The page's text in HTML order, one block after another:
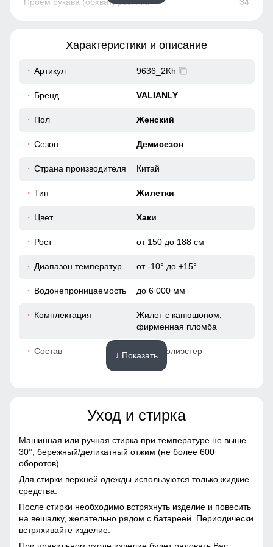
44
Характеристики и описание
Артикул 9636_2Kh
Бренд VALIANLY
Пол Женский
Сезон Демисезон
Страна производителя Китай
Тип Жилетки
Цвет Хаки
Рост от 150 до 188 см
Диапазон температур от -10° до +15°
Водонепроницаемость до 6 000 мм
Комплектация
Жилет с капюшоном,
фирменная пломба
Состав 100% полиэстер
полиэстер, дышащая
вентиляционная сетка Air
Подкладка воротника
Материал
Технологичная
основе полиэстера
Материал утеплителя
↓ Показать
Уход и стирка
Машинная или ручная стирка при температуре не выше
30°, бережный/деликатный отжим (не более 600
оборотов).
Для стирки верхней одежды используются только жидкие
средства.
После стирки необходимо встряхнуть изделие и повесить
на вешалку, желательно рядом с батареей. Периодически
встряхивайте изделие.